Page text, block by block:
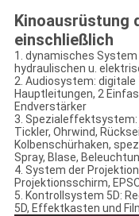
Kinoausrüstung
einschließlich
1. dynamisches
hydraulischen u.
2. Audiosystem: digitale
Hauptleitungen, 2
Endverstärker
3. Spezialeffektsystem:
Tickler, Ohrwind,
Kolbenschürhaken,
Spray, Blase,
4. System der
Projektionsschirm,
5. Kontrollsystem 5D:
5D, Effektkasten und